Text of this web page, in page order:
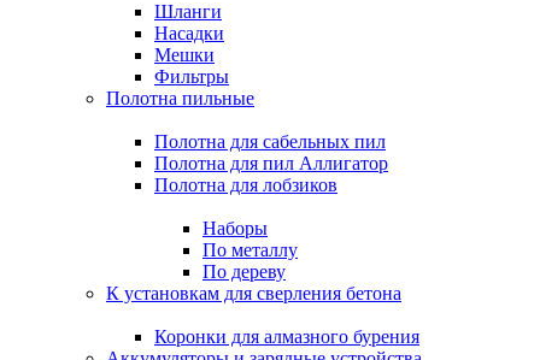
Шланги
Насадки
Мешки
Фильтры
Полотна пильные
Полотна для сабельных пил
Полотна для пил Аллигатор
Полотна для лобзиков
Наборы
По металлу
По дереву
К установкам для сверления бетона
Коронки для алмазного бурения